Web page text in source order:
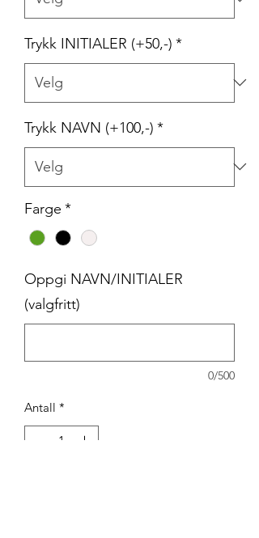
Trykk INITIALER (+50,-) *
Trykk NAVN (+100,-) *
Farge *
Oppgi NAVN/INITIALER
(valgfritt)
0/500
Antall *